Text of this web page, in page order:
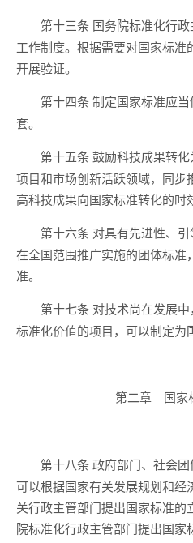
第十三条 国务院标准化行
工作制度。根据需要对国家标
开展验证。
第十四条 制定国家标准应
套。
第十五条 鼓励科技成果转
项目和市场创新活跃领域，同步
高科技成果向国家标准转化的时
第十六条 对具有先进性、
在全国范围推广实施的团体标准
准。
第十七条 对技术尚在发展
标准化价值的项目，可以制定为
第二章 国家
第十八条 政府部门、社会
可以根据国家有关发展规划和经
关行政主管部门提出国家标准
院标准化行政主管部门提出国家